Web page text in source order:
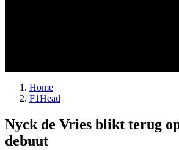
Home
F1Head
Nyck de Vries blikt terug
debuut